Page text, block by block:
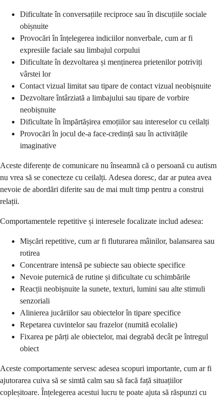
Dificultate în conversațiile reciproce sau în discuțiile sociale
obișnuite
Provocări în înțelegerea indiciilor nonverbale, cum ar fi
expresiile faciale sau limbajul corpului
Dificultate în dezvoltarea și menținerea prietenilor potriviți
vârstei lor
Contact vizual limitat sau tipare de contact vizual neobișnuite
Dezvoltare întârziată a limbajului sau tipare de vorbire
neobișnuite
Dificultate în împărtășirea emoțiilor sau intereselor cu ceilalți
Provocări în jocul de-a face-credință sau în activitățile
imaginative
Aceste diferențe de comunicare nu înseamnă că o persoană cu autism
nu vrea să se conecteze cu ceilalți. Adesea doresc, dar ar putea avea
nevoie de abordări diferite sau de mai mult timp pentru a construi
relații.
Comportamentele repetitive și interesele focalizate includ adesea:
Mișcări repetitive, cum ar fi fluturarea mâinilor, balansarea sau
rotirea
Concentrare intensă pe subiecte sau obiecte specifice
Nevoie puternică de rutine și dificultate cu schimbările
Reacții neobișnuite la sunete, texturi, lumini sau alte stimuli
senzoriali
Alinierea jucăriilor sau obiectelor în tipare specifice
Repetarea cuvintelor sau frazelor (numită ecolalie)
Fixarea pe părți ale obiectelor, mai degrabă decât pe întregul
obiect
Aceste comportamente servesc adesea scopuri importante, cum ar fi
ajutorarea cuiva să se simtă calm sau să facă față situațiilor
copleșitoare. Înțelegerea acestui lucru te poate ajuta să răspunzi cu